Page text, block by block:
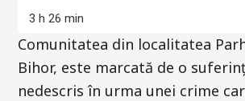
3 h 26 min
Comunitatea din localitatea
Bihor, este marcată de o
nedescris în urma unei crime